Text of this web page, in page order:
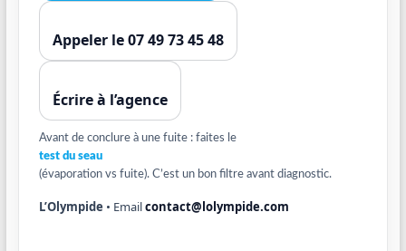
Appeler le 07 49 73 45 48
Écrire à l’agence
Avant de conclure à une fuite : faites le
test du seau
(évaporation vs fuite). C’est un bon filtre avant diagnostic.
L’Olympide • Emailcontact@lolympide.com